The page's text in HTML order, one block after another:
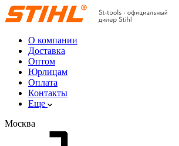
О компании
Доставка
Оптом
Юрлицам
Оплата
Контакты
Еще
Москва